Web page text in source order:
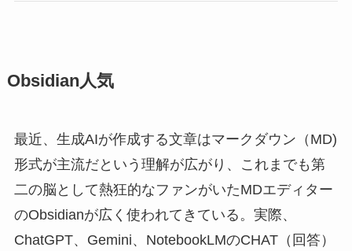
Obsidian人気
最近、生成AIが作成する文章はマークダウン（MD)
形式が主流だという理解が広がり、これまでも第
二の脳として熱狂的なファンがいたMDエディター
のObsidianが広く使われてきている。実際、
ChatGPT、Gemini、NotebookLMのCHAT（回答）